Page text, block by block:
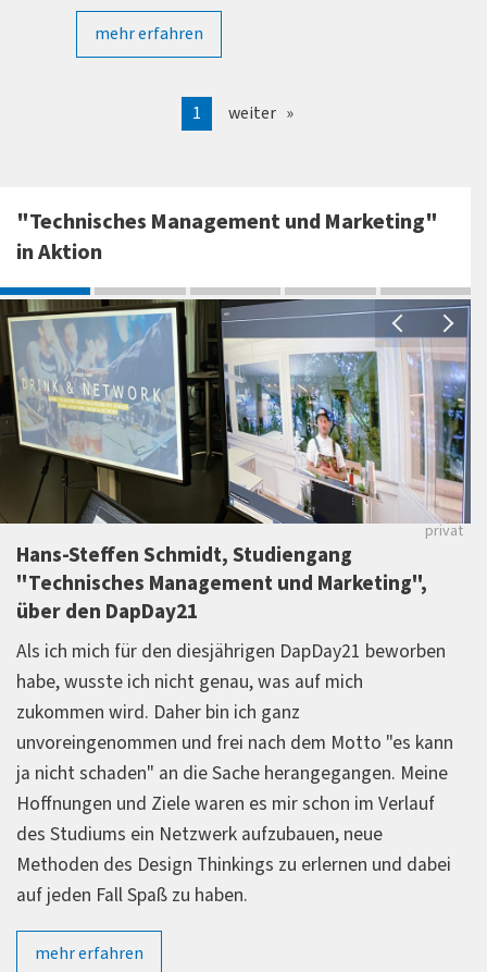
als
als
werden
auch messbar machen.
Der Studiengang ist absolut empfehlenswert,
viele verschiedene Themengebiete verbindet
damit extrem vielseitige Karrierewege
mehr erfahren
1 weiter
"Technisches Management und Marketing"
in Aktion
privat
beworben
"es kann
Meine
Verlauf
und dabei
Marius Pöpsel, Alumni "Technisches
Management und Marketing",
Auslandssemester auf Bali und
Weltreise
"Auf der sog. "Insel der Götter" lernte ich
jetzige Freundin kennen. Wir verliebten
die unzähligen Strände und Reisfelder, in
Essen und vor allem auch in die unglaublich
freundlichen Menschen.Somit waren die
innerhalb des Studiums der Startpunkt für
weiteren Werdegang. Deshalb befinden
derzeit auf einer Weltreise zurück nach
wo unsere gemeinsame Reise begann."